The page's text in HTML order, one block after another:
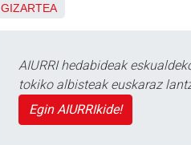
GIZARTEA
AIURRI hedabideak
tokiko albisteak euskaraz
Egin AIURRIkide!